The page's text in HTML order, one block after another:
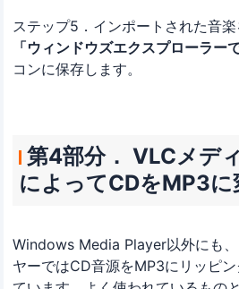
ステップ5．インポートされた音楽
「ウィンドウズエクスプローラー
コンに保存します。
第4部分． VLCメデ
によってCDをMP3に
Windows Media Player以外にも
ヤーではCD音源をMP3にリッピ